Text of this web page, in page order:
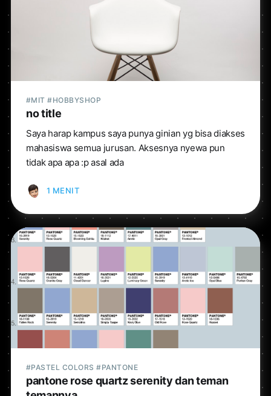
#MIT #HOBBYSHOP
no title
Saya harap kampus saya punya ginian yg bisa diakses
mahasiswa semua jurusan. Aksesnya nyewa pun
tidak apa apa :p asal ada
1 MENIT
#PASTEL COLORS #PANTONE
pantone rose quartz serenity dan teman